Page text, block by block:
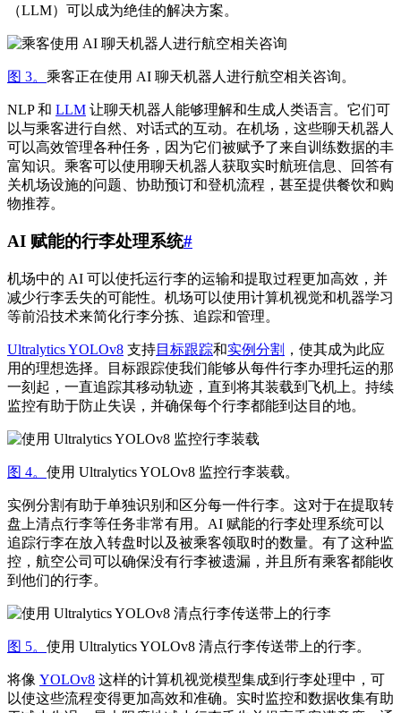
（LLM）可以成为绝佳的解决方案。
图 3。 乘客正在使用 AI 聊天机器人进行航空相关咨询。
NLP 和 LLM 让聊天机器人能够理解和生成人类语言。它们可
以与乘客进行自然、对话式的互动。在机场，这些聊天机器人
可以高效管理各种任务，因为它们被赋予了来自训练数据的丰
富知识。乘客可以使用聊天机器人获取实时航班信息、回答有
关机场设施的问题、协助预订和登机流程，甚至提供餐饮和购
物推荐。
AI 赋能的行李处理系统#
机场中的 AI 可以使托运行李的运输和提取过程更加高效，并
减少行李丢失的可能性。机场可以使用计算机视觉和机器学习
等前沿技术来简化行李分拣、追踪和管理。
Ultralytics YOLOv8 支持目标跟踪和实例分割 ，使其成为此应
用的理想选择。目标跟踪使我们能够从每件行李办理托运的那
一刻起，一直追踪其移动轨迹，直到将其装载到飞机上。持续
监控有助于防止失误，并确保每个行李都能到达目的地。
图 4。 使用 Ultralytics YOLOv8 监控行李装载。
实例分割有助于单独识别和区分每一件行李。这对于在提取转
盘上清点行李等任务非常有用。AI 赋能的行李处理系统可以
追踪行李在放入转盘时以及被乘客领取时的数量。有了这种监
控，航空公司可以确保没有行李被遗漏，并且所有乘客都能收
到他们的行李。
图 5。 使用 Ultralytics YOLOv8 清点行李传送带上的行李。
将像 YOLOv8 这样的计算机视觉模型集成到行李处理中，可
以使这些流程变得更加高效和准确。实时监控和数据收集有助